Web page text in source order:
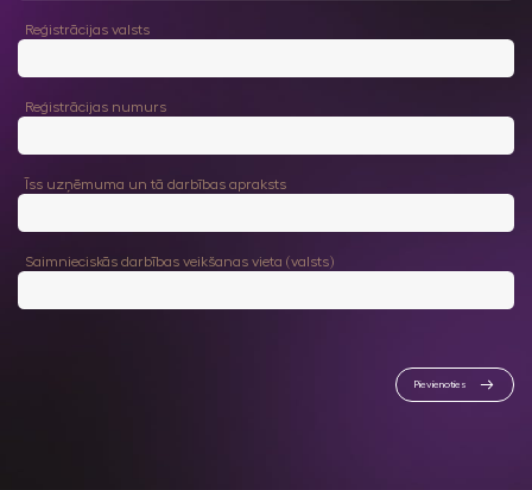
Reģistrācijas valsts
Reģistrācijas numurs
Īss uzņēmuma un tā darbības apraksts
Saimnieciskās darbības veikšanas vieta (valsts)
Pievienoties